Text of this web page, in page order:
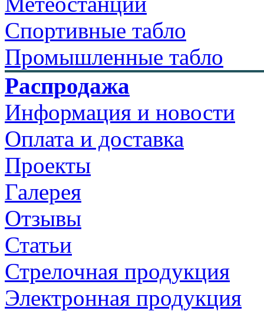
Спортивные табло
Промышленные табло
Распродажа
Информация и новости
Оплата и доставка
Проекты
Галерея
Отзывы
Статьи
Стрелочная продукция
Электронная продукция